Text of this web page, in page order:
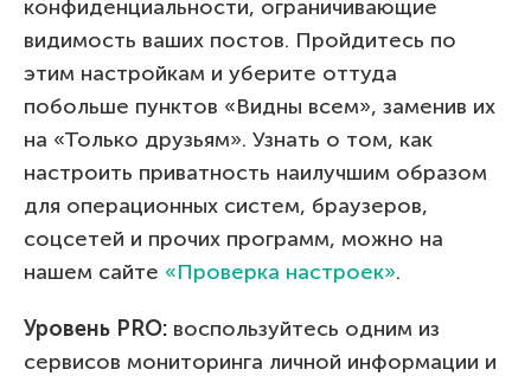
конфиденциальности, ограничивающие
видимость ваших постов. Пройдитесь по
этим настройкам и уберите оттуда
побольше пунктов «Видны всем», заменив их
на «Только друзьям». Узнать о том, как
настроить приватность наилучшим образом
для операционных систем, браузеров,
соцсетей и прочих программ, можно на
нашем сайте «Проверка настроек».
Уровень PRO: воспользуйтесь одним из
сервисов мониторинга личной информации и